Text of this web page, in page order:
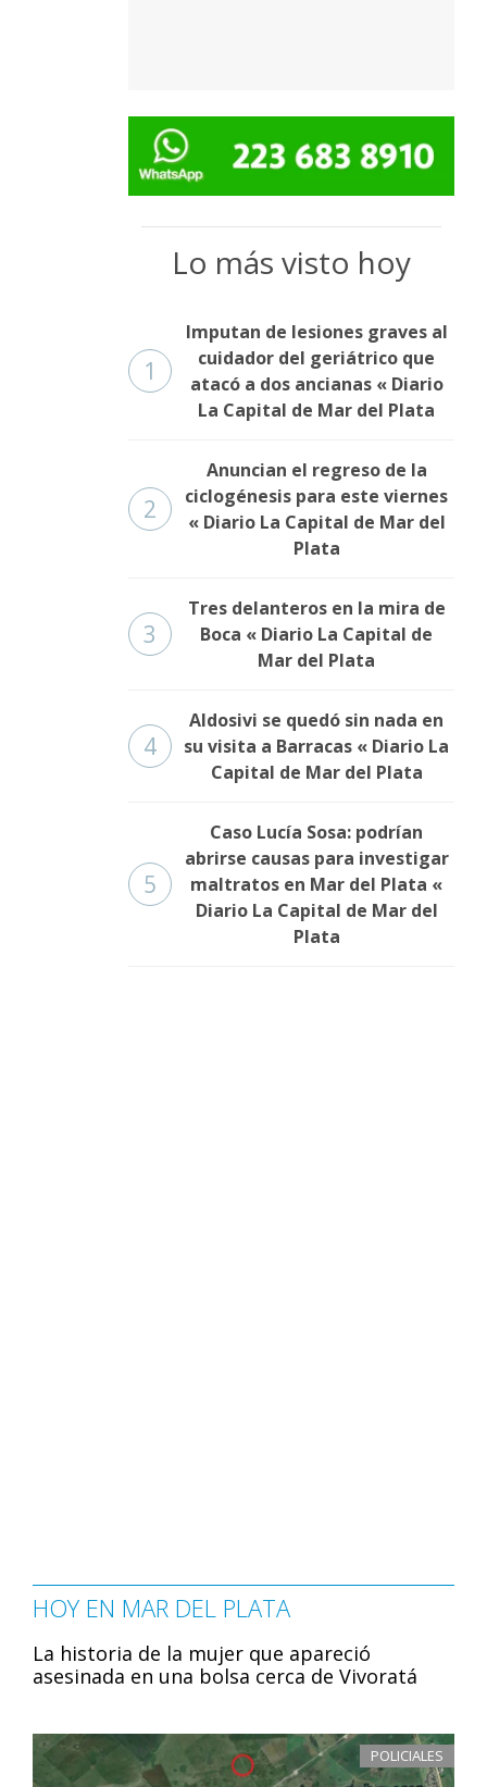
Lo más visto hoy
1
Imputan de lesiones graves al
cuidador del geriátrico que
atacó a dos ancianas « Diario
La Capital de Mar del Plata
2
Anuncian el regreso de la
ciclogénesis para este viernes
« Diario La Capital de Mar del
Plata
3
Tres delanteros en la mira de
Boca « Diario La Capital de
Mar del Plata
4
Aldosivi se quedó sin nada en
su visita a Barracas « Diario La
Capital de Mar del Plata
5
Caso Lucía Sosa: podrían
abrirse causas para investigar
maltratos en Mar del Plata «
Diario La Capital de Mar del
Plata
HOY EN MAR DEL PLATA
La historia de la mujer que apareció
asesinada en una bolsa cerca de Vivoratá
POLICIALES